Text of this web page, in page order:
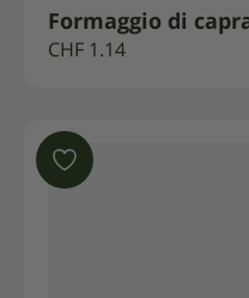
Formaggio di
CHF 1.14